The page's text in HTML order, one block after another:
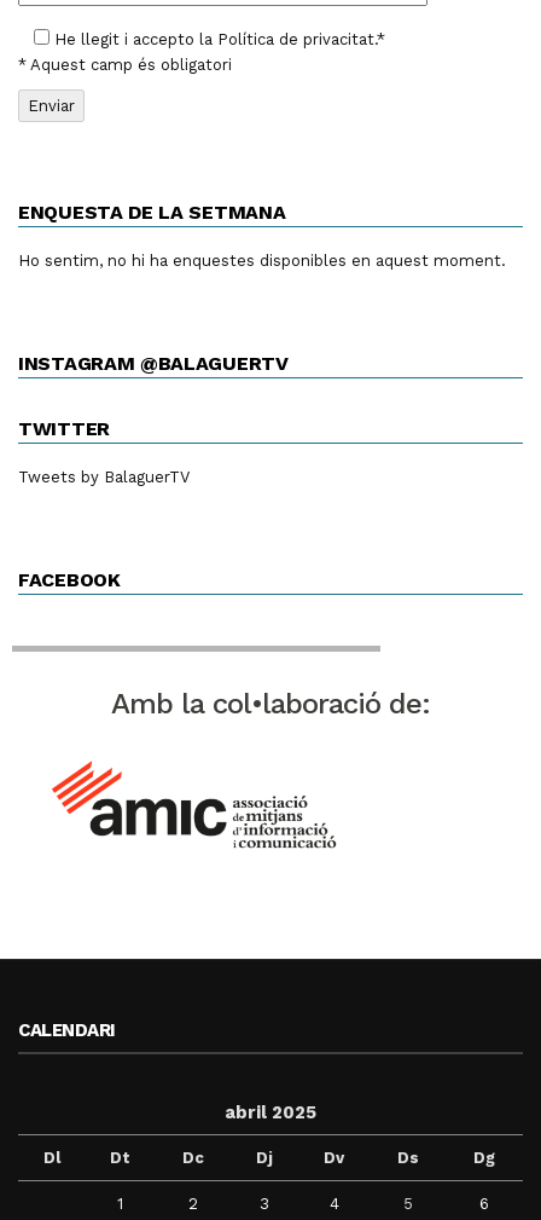
He llegit i accepto la Política de privacitat.*
* Aquest camp és obligatori
ENQUESTA DE LA SETMANA
Ho sentim, no hi ha enquestes disponibles en aquest moment.
INSTAGRAM @BALAGUERTV
TWITTER
Tweets by BalaguerTV
FACEBOOK
Amb la col•laboració de:
CALENDARI
abril 2025
Dl Dt Dc Dj Dv Ds Dg
1 2 3 4 5 6